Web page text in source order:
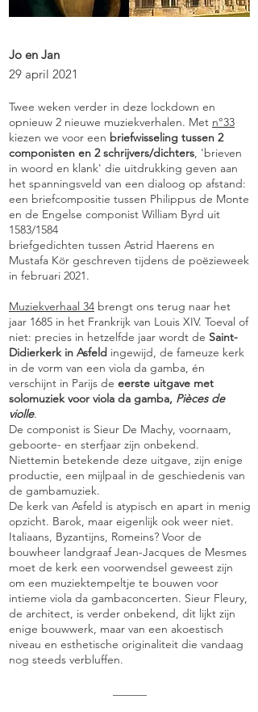
Jo en Jan
29 april 2021
Twee weken verder in deze lockdown en
opnieuw 2 nieuwe muziekverhalen. Met n°33
kiezen we voor een briefwisseling tussen 2
componisten en 2 schrijvers/dichters, 'brieven
in woord en klank' die uitdrukking geven aan
het spanningsveld van een dialoog op afstand:
een briefcompositie tussen Philippus de Monte
en de Engelse componist William Byrd uit
1583/1584
briefgedichten tussen Astrid Haerens en
Mustafa Kör geschreven tijdens de poëzieweek
in februari 2021.
Muziekverhaal 34 brengt ons terug naar het
jaar 1685 in het Frankrijk van Louis XIV. Toeval of
niet: precies in hetzelfde jaar wordt de Saint-
Didierkerk in Asfeld ingewijd, de fameuze kerk
in de vorm van een viola da gamba, én
verschijnt in Parijs de eerste uitgave met
solomuziek voor viola da gamba, Pièces de
violle.
De componist is Sieur De Machy, voornaam,
geboorte- en sterfjaar zijn onbekend.
Niettemin betekende deze uitgave, zijn enige
productie, een mijlpaal in de geschiedenis van
de gambamuziek.
De kerk van Asfeld is atypisch en apart in menig
opzicht. Barok, maar eigenlijk ook weer niet.
Italiaans, Byzantijns, Romeins? Voor de
bouwheer landgraaf Jean-Jacques de Mesmes
moet de kerk een voorwendsel geweest zijn
om een muziektempeltje te bouwen voor
intieme viola da gambaconcerten. Sieur Fleury,
de architect, is verder onbekend, dit lijkt zijn
enige bouwwerk, maar van een akoestisch
niveau en esthetische originaliteit die vandaag
nog steeds verbluffen.